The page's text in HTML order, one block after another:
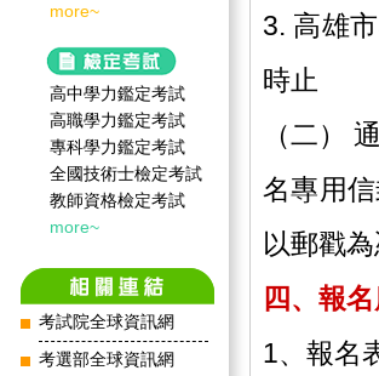
more~
高中學力鑑定考試
高職學力鑑定考試
專科學力鑑定考試
全國技術士檢定考試
教師資格檢定考試
more~
考試院全球資訊網
考選部全球資訊網
3. 高雄
時止
（二）
名專用
以郵戳
四、報
1、報名